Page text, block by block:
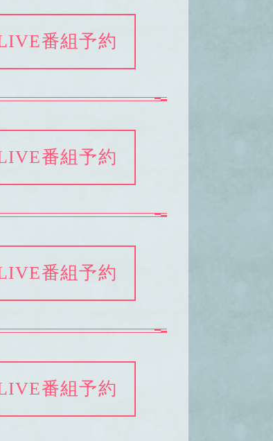
番組予約
番組予約
番組予約
番組予約